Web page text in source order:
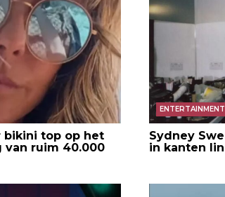
bikini top op het
van ruim 40.000
ENTERTAINMENT
Sydney
in kanten